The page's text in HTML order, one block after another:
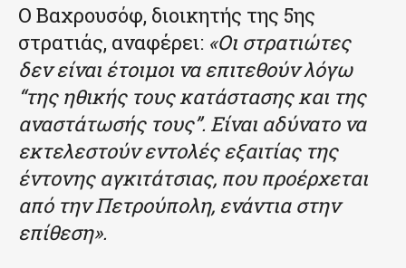
Ο Βαχρουσόφ, διοικητής της 5ης
στρατιάς, αναφέρει: «Οι στρατιώτες
δεν είναι έτοιμοι να επιτεθούν λόγω
“της ηθικής τους κατάστασης και της
αναστάτωσής τους”. Είναι αδύνατο να
εκτελεστούν εντολές εξαιτίας της
έντονης αγκιτάτσιας, που προέρχεται
από την Πετρούπολη, ενάντια στην
επίθεση».